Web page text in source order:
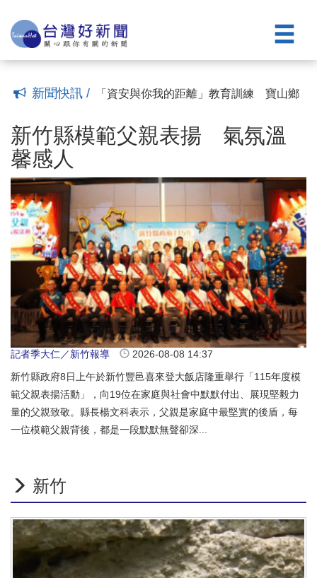
新聞快訊 /
布邁向「AI Agent 大學」
親子互動式繪本故事劇場8/23登場 下周
一開放線上報名
測肌力、答健康、趣闖關 高齡健康博覽
會體驗「全齡樂活」成果(14:26)
走進市定古蹟體驗消防文化 竹市消防博
加油(11:40)
「資安與你我的距離」教育訓練 寶山鄉
(14:37)
白海豚颱風接近 竹市明日啟動災害應變
中心(13:54)
勇奪新加坡國際管樂大賽銀獎 自強高工
購(10:07)
全面打造「數位校務團隊」 敏實科大宣
布邁向「AI Agent 大學」
親子互動式繪本故事劇場8/23登場 下周
一開放線上報名
(14:54)
測肌力、答健康、趣闖關 高齡健康博覽
會體驗「全齡樂活」成果 (14:26)
走進市定古蹟體驗消防文化 竹市消防博
物館開館(14:18)
徐欣瑩化身「資深獅迷」 為攻城獅球隊
加油(11:40)
「資安與你我的距離」教育訓練 寶山鄉
公所協助同仁強化安全意識(11:09)
新竹縣模範父親表揚 氣氛溫
馨感人
記者季大仁／新竹報導
2026-08-08 14:37
新竹縣政府8日上午於新竹豐邑喜來登大飯店隆重舉行「115年度模
範父親表揚活動」，向19位在家庭與社會中默默付出、展現堅毅力
量的父親致敬。縣長楊文科表示，父親是家庭中最堅實的後盾，每
一位模範父親背後，都是一段默默無聲卻深...
新竹